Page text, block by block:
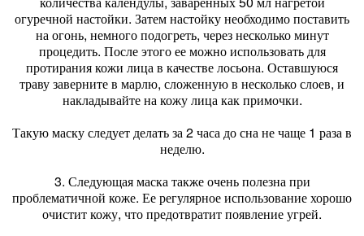
огуречной настойки. Затем настойку необходимо поставить
на огонь, немного подогреть, через несколько минут
процедить. После этого ее можно использовать для
протирания кожи лица в качестве лосьона. Оставшуюся
траву заверните в марлю, сложенную в несколько слоев, и
накладывайте на кожу лица как примочки.
Такую маску следует делать за 2 часа до сна не чаще 1 раза в
неделю.
3. Следующая маска также очень полезна при
проблематичной коже. Ее регулярное использование хорошо
очистит кожу, что предотвратит появление угрей.